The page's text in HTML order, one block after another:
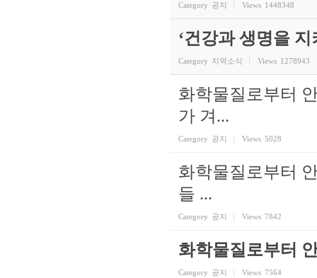
Category 공지 Views 1448348
‘건강과 생명을
Category 지역소식 Views 1278943
화학물질로부터
가 겨...
Category 공지 Views 5028
화학물질로부터
들 ...
Category 공지 Views 7842
화학물질로부터
Category 공지 Views 7564